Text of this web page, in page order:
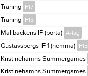
Träning F17
Träning F15
Mallbackens IF (borta) A-lag
Gustavsbergs IF 1 (hemma) F15
Kristinehamns Summergames
Kristinehamns Summergames